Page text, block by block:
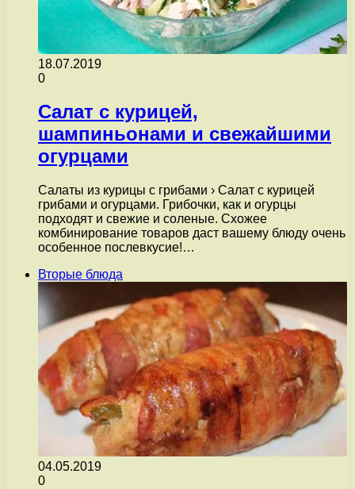
18.07.2019
0
Салат с курицей,
шампиньонами и свежайшими
огурцами
Салаты из курицы с грибами › Салат с курицей
грибами и огурцами. Грибочки, как и огурцы
подходят и свежие и соленые. Схожее
комбинирование товаров даст вашему блюду очень
особенное послевкусие!…
Вторые блюда
04.05.2019
0